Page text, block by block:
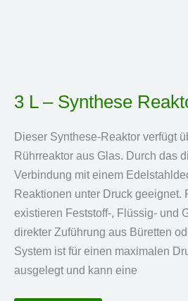
3 L – Synthese
Dieser Synthese-Reaktor verfügt
Rührreaktor aus Glas. Durch das
Verbindung mit einem
Reaktionen unter Druck geeignet.
existieren Feststoff-, Flüssig- und
direkter Zuführung aus Büretten
System ist für einen maximalen
ausgelegt und kann eine